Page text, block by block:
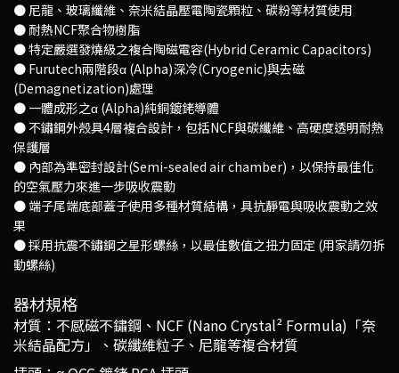
● 尼龍、玻璃纖維、奈米結晶壓電陶瓷顆粒、碳粉等材質使用
● 耐熱NCF聚合物樹脂
● 特定嚴選發燒級之複合陶磁電容(Hybrid Ceramic Capacitors)
● Furutech兩階段α (Alpha)深冷(Cryogenic)與去磁
(Demagnetization)處理
● 一體成形之α (Alpha)純銅鍍銠導體
● 不鏽鋼外殼具4層複合設計，包括NCF與碳纖維、高硬度透明耐熱
保護層
● 內部為準密封設計(Semi-sealed air chamber)，以保持最佳化
的空氣壓力來進一步吸收震動
● 端子尾端底部蓋子使用多種材質結構，具抗靜電與吸收震動之效
果
● 採用抗震不鏽鋼之星形螺絲，以最佳數值之扭力固定 (用家請勿拆
動螺絲)
器材規格
材質：不感磁不鏽鋼、NCF (Nano Crystal² Formula)「奈
米結晶配方」、碳纖維粒子、尼龍等複合材質